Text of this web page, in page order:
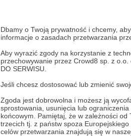
Dbamy o Twoją prywatność i chcemy,
informacje o zasadach przetwarzania
Aby wyrazić zgody na korzystanie z
przechowywanie przez Crowd8 sp. z
DO SERWISU.
Jeśli chcesz dostosować lub zmienić
Zgoda jest dobrowolna i możesz ją
sprostowania, usunięcia lub
końcowym. Pamiętaj, że w zależności
trzecich tj. z państw spoza
celów przetwarzania znajdują się w
opisywać
Będziemy to mogli
nowoczesnych
Cele
Wsparcie bieżącej
redakcji "Tenisklubu"